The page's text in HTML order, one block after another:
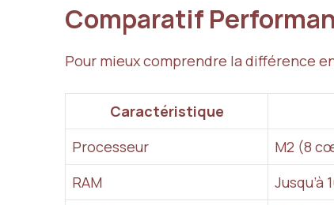
Comparatif
Pour mieux comprendre la différence
Caractéristique
Processeur
M2 (8
RAM
Jusqu’à